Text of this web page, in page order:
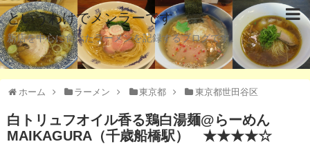
というわけでメンラーです
新店を中心に食べたラーメンを記録するブログです。
ホーム ラーメン 東京都 東京都世田谷区
白トリュフオイル香る鶏白湯麺@らーめん
MAIKAGURA（千歳船橋駅） ★★★★☆